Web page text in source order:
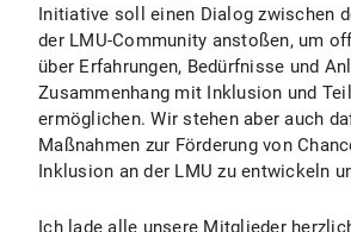
Initiative soll einen Dialog zwischen
der LMU-Community anstoßen, um
über Erfahrungen, Bedürfnisse und
Zusammenhang mit Inklusion und
ermöglichen. Wir stehen aber auch
Maßnahmen zur Förderung von
Inklusion an der LMU zu entwickeln
Ich lade alle unsere Mitglieder